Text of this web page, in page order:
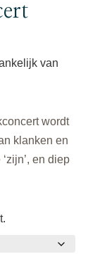
van
wordt
klanken en
en diep